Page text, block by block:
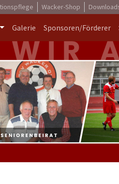
Wacker-Shop
Galerie Sponsoren/Förderer